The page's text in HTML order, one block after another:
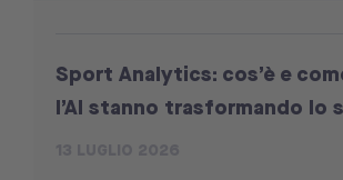
Sport Analytics: cos’è e
l’AI stanno trasformando lo